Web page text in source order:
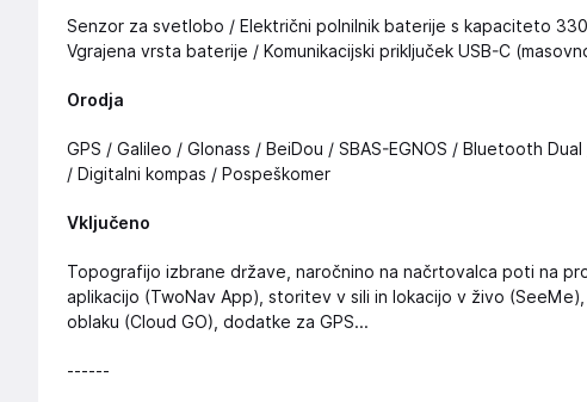
Senzor za svetlobo / Električni polnilnik baterije s kapaciteto
Vgrajena vrsta baterije / Komunikacijski priključek USB-C
Orodja
GPS / Galileo / Glonass / BeiDou / SBAS-EGNOS / Bluetooth
/ Digitalni kompas / Pospeškomer
Vključeno
Topografijo izbrane države, naročnino na načrtovalca poti na
aplikacijo (TwoNav App), storitev v sili in lokacijo v živo
oblaku (Cloud GO), dodatke za GPS...
------